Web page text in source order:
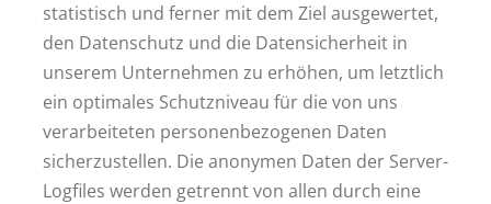
statistisch und ferner mit dem Ziel ausgewertet,
den Datenschutz und die Datensicherheit in
unserem Unternehmen zu erhöhen, um letztlich
ein optimales Schutzniveau für die von uns
verarbeiteten personenbezogenen Daten
sicherzustellen. Die anonymen Daten der Server-
Logfiles werden getrennt von allen durch eine